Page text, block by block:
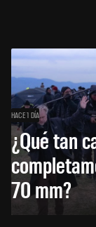
HACE 1 DÍA
¿Qué tan
70 mm?